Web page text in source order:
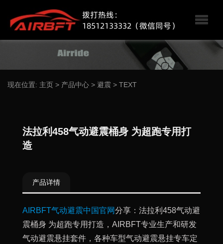
现在位置: 主页 > 产品中心 > 避震 > TEXT
法拉利458气动避震桶身 为超跑专用打
造
产品详情
AIRBFT气动避震中国官网分享：法拉利458气动避
震桶身 为超跑专用打造，AIRBFT专业生产和研发
气动避震悬挂套件，各种车型气动避震悬挂专车定